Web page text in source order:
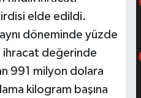
elde edildi.
döneminde yüzde
ihracat değerinde
991 milyon dolara
kilogram başına